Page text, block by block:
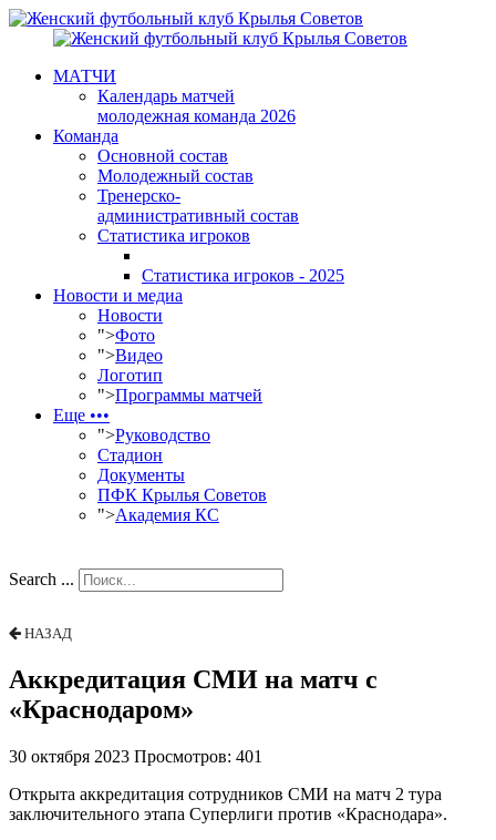
МАТЧИ
Календарь матчей
молодежная команда 2026
Команда
Основной состав
Молодежный состав
Тренерско-
административный состав
Статистика игроков
Статистика игроков - 2025
Новости и медиа
Новости
">Фото
">Видео
Логотип
">Программы матчей
Еще •••
">Руководство
Стадион
Документы
ПФК Крылья Советов
">Академия КС
Search ...
НАЗАД
Аккредитация СМИ на матч с
«Краснодаром»
30 октября 2023 Просмотров: 401
Открыта аккредитация сотрудников СМИ на матч 2 тура
заключительного этапа Суперлиги против «Краснодара».